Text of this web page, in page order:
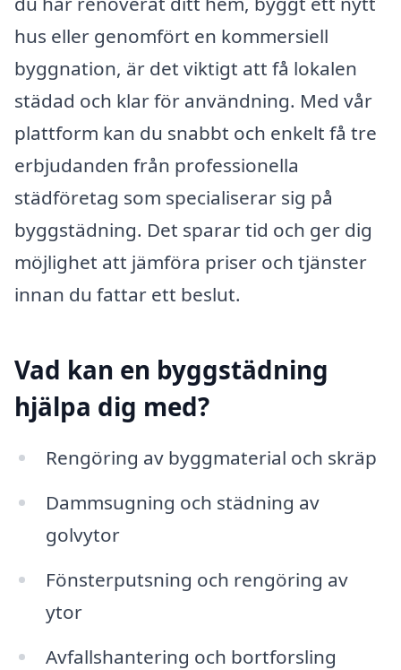
hus eller genomfört en kommersiell
byggnation, är det viktigt att få lokalen
städad och klar för användning. Med vår
plattform kan du snabbt och enkelt få tre
erbjudanden från professionella
städföretag som specialiserar sig på
byggstädning. Det sparar tid och ger dig
möjlighet att jämföra priser och tjänster
innan du fattar ett beslut.
Vad kan en byggstädning
hjälpa dig med?
Rengöring av byggmaterial och skräp
Dammsugning och städning av
golvytor
Fönsterputsning och rengöring av
ytor
Avfallshantering och bortforsling